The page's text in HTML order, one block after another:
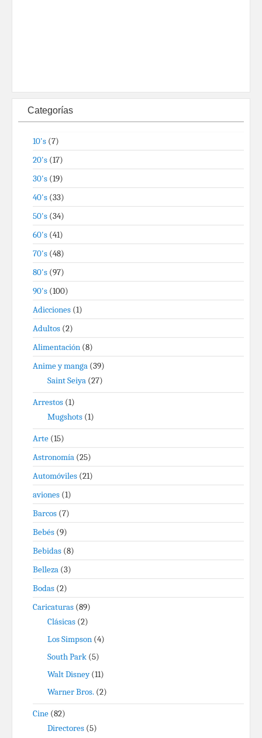
Categorías
10's (7)
20's (17)
30's (19)
40's (33)
50's (34)
60's (41)
70's (48)
80's (97)
90's (100)
Adicciones (1)
Adultos (2)
Alimentación (8)
Anime y manga (39)
Saint Seiya (27)
Arrestos (1)
Mugshots (1)
Arte (15)
Astronomía (25)
Automóviles (21)
aviones (1)
Barcos (7)
Bebés (9)
Bebidas (8)
Belleza (3)
Bodas (2)
Caricaturas (89)
Clásicas (2)
Los Simpson (4)
South Park (5)
Walt Disney(11)
Warner Bros. (2)
Cine (82)
Directores (5)